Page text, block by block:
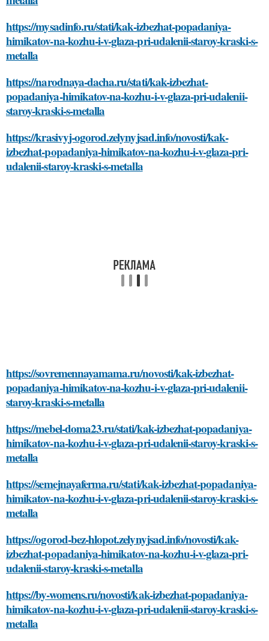
https://mysadinfo.ru/stati/kak-izbezhat-popadaniya-
himikatov-na-kozhu-i-v-glaza-pri-udalenii-staroy-kraski-s-
metalla
https://narodnaya-dacha.ru/stati/kak-izbezhat-
popadaniya-himikatov-na-kozhu-i-v-glaza-pri-udalenii-
staroy-kraski-s-metalla
https://krasivyj-ogorod.zelynyjsad.info/novosti/kak-
izbezhat-popadaniya-himikatov-na-kozhu-i-v-glaza-pri-
udalenii-staroy-kraski-s-metalla
https://sovremennayamama.ru/novosti/kak-izbezhat-
popadaniya-himikatov-na-kozhu-i-v-glaza-pri-udalenii-
staroy-kraski-s-metalla
https://mebel-doma23.ru/stati/kak-izbezhat-popadaniya-
himikatov-na-kozhu-i-v-glaza-pri-udalenii-staroy-kraski-s-
metalla
https://semejnayaferma.ru/stati/kak-izbezhat-popadaniya-
himikatov-na-kozhu-i-v-glaza-pri-udalenii-staroy-kraski-s-
metalla
https://ogorod-bez-hlopot.zelynyjsad.info/novosti/kak-
izbezhat-popadaniya-himikatov-na-kozhu-i-v-glaza-pri-
udalenii-staroy-kraski-s-metalla
https://by-womens.ru/novosti/kak-izbezhat-popadaniya-
himikatov-na-kozhu-i-v-glaza-pri-udalenii-staroy-kraski-s-
metalla